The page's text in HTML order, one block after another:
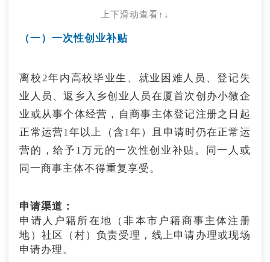
小微企业招用毕业年度和离校2年内未就业高校
毕业生，与其签订1年以上劳动合同并按规定办
理就业登记、缴纳社会保险费，给予小微企业社
基本养老保险费、基本医疗保险费和失业保险费
给予补贴；补贴期限每人最长不超过1年。
申请渠道：
全程网办，企业登录厦门市i就业公共服务平台
（https://app.hrss.xm.gov.cn/ijy）办理。
咨询电话：0592-5201097或12333
鼓励离校2年内未就业高校毕业生在厦灵活就
业，对按规定申报灵活就业的，并以个人身份缴
纳基本养老保险费、基本医疗保险费的，给予灵
上下滑动查看↑↓
（一）一次性创业补贴
离校2年内高校毕业生、就业困难人员、登记失
业人员、返乡入乡创业人员在厦首次创办小微企
业或从事个体经营，自商事主体登记注册之日起
正常运营1年以上（含1年）且申请时仍在正常运
营的，给予1万元的一次性创业补贴。同一人或
同一商事主体不得重复享受。
申请渠道：
申请人户籍所在地（非本市户籍商事主体注册
地）社区（村）负责受理，线上申请办理或现场
申请办理。